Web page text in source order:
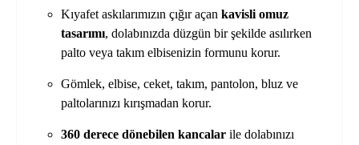
Kıyafet askılarımızın çığır açan kavisli omuz
tasarımı, dolabınızda düzgün bir şekilde asılırken
palto veya takım elbisenizin formunu korur.
Gömlek, elbise, ceket, takım, pantolon, bluz ve
paltolarınızı kırışmadan korur.
360 derece dönebilen kancalar ile dolabınızı